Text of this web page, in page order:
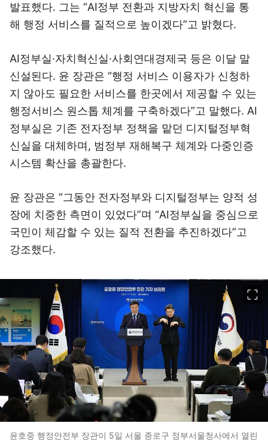
발표했다. 그는 “AI정부 전환과 지방자치 혁신을 통
해 행정 서비스를 질적으로 높이겠다”고 밝혔다.
AI정부실·자치혁신실·사회연대경제국 등은 이달 말
신설된다. 윤 장관은 “행정 서비스 이용자가 신청하
지 않아도 필요한 서비스를 한곳에서 제공할 수 있는
행정서비스 원스톱 체계를 구축하겠다”고 말했다. AI
정부실은 기존 전자정부 정책을 맡던 디지털정부혁
신실을 대체하며, 범정부 재해복구 체계와 다중인증
시스템 확산을 총괄한다.
윤 장관은 “그동안 전자정부와 디지털정부는 양적 성
장에 치중한 측면이 있었다”며 “AI정부실을 중심으로
국민이 체감할 수 있는 질적 전환을 추진하겠다”고
강조했다.
윤호중 행정안전부 장관이 5일 서울 종로구 정부서울청사에서 열린